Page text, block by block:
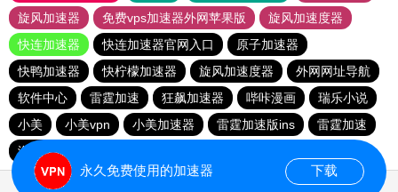
旋风加速器
免费vps加速器外网苹果版
旋风加速度器
快连加速器
快连加速器官网入口
原子加速器
快鸭加速器
快柠檬加速器 旋风加速度器
外网网址导航
软件中心
雷霆加速 狂飙加速器 哔咔漫画
瑞乐小说
小美
小美vpn 小美加速器 雷霆加速版ins
雷霆加速
海鸥加速度
永久免费使用的加速器 下载